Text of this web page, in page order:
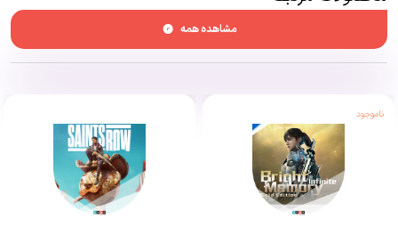
استار وارز جدای: فالن اوردر، نتواند یک تجربه درخور نام جنگ ستارگان را در اختیار
کاربران قرار دهد. این در حالی است که یک تیم کوچک از استودیو ریسپاون، از
سال‌ها قبل روی یک بازی جدید ماجراجویی کار می‌کرده است.
مشاهده همه
ناموجود